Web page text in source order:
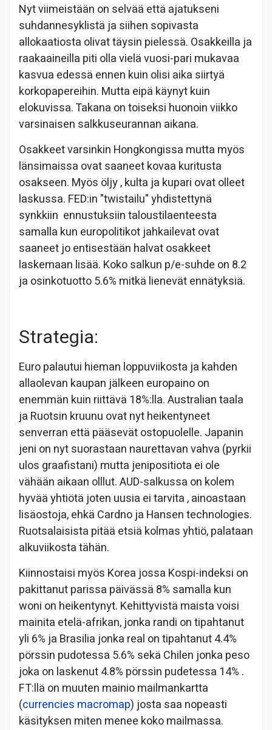
Nyt viimeistään on selvää että ajatukseni
suhdannesyklistä ja siihen sopivasta
allokaatiosta olivat täysin pielessä. Osakkeilla ja
raakaaineilla piti olla vielä vuosi-pari mukavaa
kasvua edessä ennen kuin olisi aika siirtyä
korkopapereihin. Mutta eipä käynyt kuin
elokuvissa. Takana on toiseksi huonoin viikko
varsinaisen salkkuseurannan aikana.
Osakkeet varsinkin Hongkongissa mutta myös
länsimaissa ovat saaneet kovaa kuritusta
osakseen. Myös öljy , kulta ja kupari ovat olleet
laskussa. FED:in "twistailu" yhdistettynä
synkkiin ennustuksiin taloustilaenteesta
samalla kun europolitikot jahkailevat ovat
saaneet jo entisestään halvat osakkeet
laskemaan lisää. Koko salkun p/e-suhde on 8.2
ja osinkotuotto 5.6% mitkä lienevät ennätyksiä.
Strategia:
Euro palautui hieman loppuviikosta ja kahden
allaolevan kaupan jälkeen europaino on
enemmän kuin riittävä 18%:lla. Australian taala
ja Ruotsin kruunu ovat nyt heikentyneet
senverran että pääsevät ostopuolelle. Japanin
jeni on nyt suorastaan naurettavan vahva (pyrkii
ulos graafistani) mutta jenipositiota ei ole
vähään aikaan olllut. AUD-salkussa on kolem
hyvää yhtiötä joten uusia ei tarvita , ainoastaan
lisäostoja, ehkä Cardno ja Hansen technologies.
Ruotsalaisista pitää etsiä kolmas yhtiö, palataan
alkuviikosta tähän.
Kiinnostaisi myös Korea jossa Kospi-indeksi on
pakittanut parissa päivässä 8% samalla kun
woni on heikentynyt. Kehittyvistä maista voisi
mainita etelä-afrikan, jonka randi on tipahtanut
yli 6% ja Brasilia jonka real on tipahtanut 4.4%
pörssin pudotessa 5.6% sekä Chilen jonka peso
joka on laskenut 4.8% pörssin pudetessa 14% .
FT:llä on muuten mainio mailmankartta
(currencies macromap) josta saa nopeasti
käsityksen miten menee koko mailmassa.